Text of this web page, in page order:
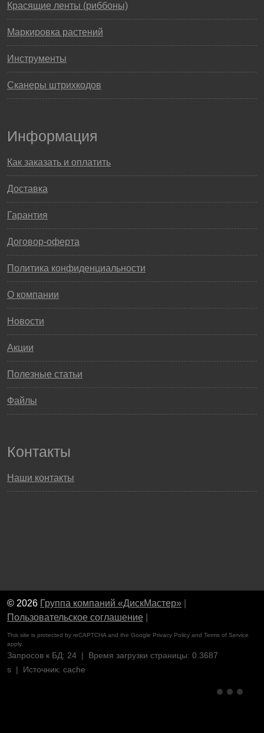
Красящие ленты (риббоны)
Маркировка растений
Инструменты
Сканеры штрихкодов
Информация
Как заказать и оплатить
Доставка
Гарантия
Договор-оферта
Политика конфиденциальности
О компании
Новости
Акции
Полезные статьи
Файлы
Контакты
Наши контакты
© 2026 Группа компаний «ДискМастер»
Пользовательское соглашение
This site is protected by reCAPTCHA and the Google Privacy Policy and Terms of Service
apply.
Запросов к БД: 24 | Время загрузки страницы: 0.3687
s | Источник: cache